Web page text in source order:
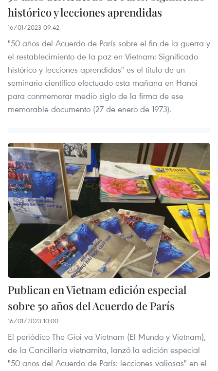
histórico y lecciones aprendidas
16/01/2023 09:42
"50 años del Acuerdo de París sobre el fin de la guerra y
el restablecimiento de la paz en Vietnam: Significado
histórico y lecciones aprendidas" es el título de un
seminario científico efectuado esta mañana en Hanoi
para conmemorar medio siglo de la firma de ese
memorable documento (27 de enero de 1973).
Publican en Vietnam edición especial
sobre 50 años del Acuerdo de París
16/01/2023 10:00
El periódico The Gioi va Vietnam (El Mundo y Vietnam),
de la Cancillería vietnamita, lanzó la edición especial
"50 años del Acuerdo de París: lecciones valiosas" en el